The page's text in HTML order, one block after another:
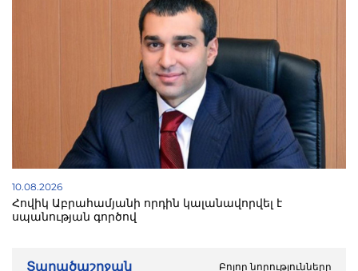
10.08.2026
Հովիկ Աբրահամյանի որդին կալանավորվել է
սպանության գործով
Տարածաշրջան Բոլոր նորությունները